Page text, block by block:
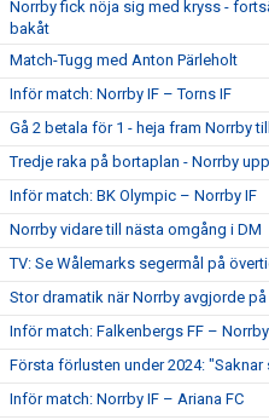
Norrby fick nöja sig med kryss -
bakåt
Match-Tugg med Anton Pärleholt
Inför match: Norrby IF – Torns IF
Gå 2 betala för 1 - heja fram Norrby
Tredje raka på bortaplan - Norrby
Inför match: BK Olympic – Norrby IF
Norrby vidare till nästa omgång i DM
TV: Se Wålemarks segermål på
Stor dramatik när Norrby avgjorde på
Inför match: Falkenbergs FF –
Första förlusten under 2024: "Saknar
Inför match: Norrby IF – Ariana FC